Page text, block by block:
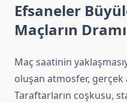
Efsaneler
Maçların Dramı
Maç saatinin
oluşan atmosfer,
Taraftarların coşkusu,